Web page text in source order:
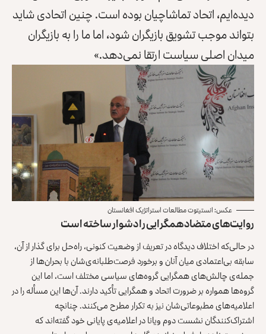
دیده‌ایم، اتحاد تماشاچیان بوده است. چنین اتحادی شاید
بتواند موجب تشویق بازیگران شود، اما ما را به بازیگران
میدان اصلی سیاست ارتقا نمی‌دهد.»
عکس: انستیتوت مطالعات استراتژیک افغانستان
روایت‌های متضاد همگرایی را دشوار ساخته است
در حالی‌که اختلاف دیدگاه در تعریف از وضعیت کنونی، راه‌حل برای گذار از آن،
سابقه بی‌اعتمادی میان آنان و برخورد فرصت‌طلبانه‌ی‌شان با بحران‌ها از
جمله‌ی چالش‌های همگرایی گروه‌های سیاسی مختلف است، اما این
گروه‌ها همواره بر ضرورت اتحاد و همگرایی تأکید دارند. آن‌ها این مسأله را در
اعلامیه‌های مطبوعاتی‌شان نیز به تکرار مطرح می‌کنند. چنانچه
اشتراک‌کنندگان نشست دوم ویانا در اعلامیه‌ی پایانی خود گفته‌اند که